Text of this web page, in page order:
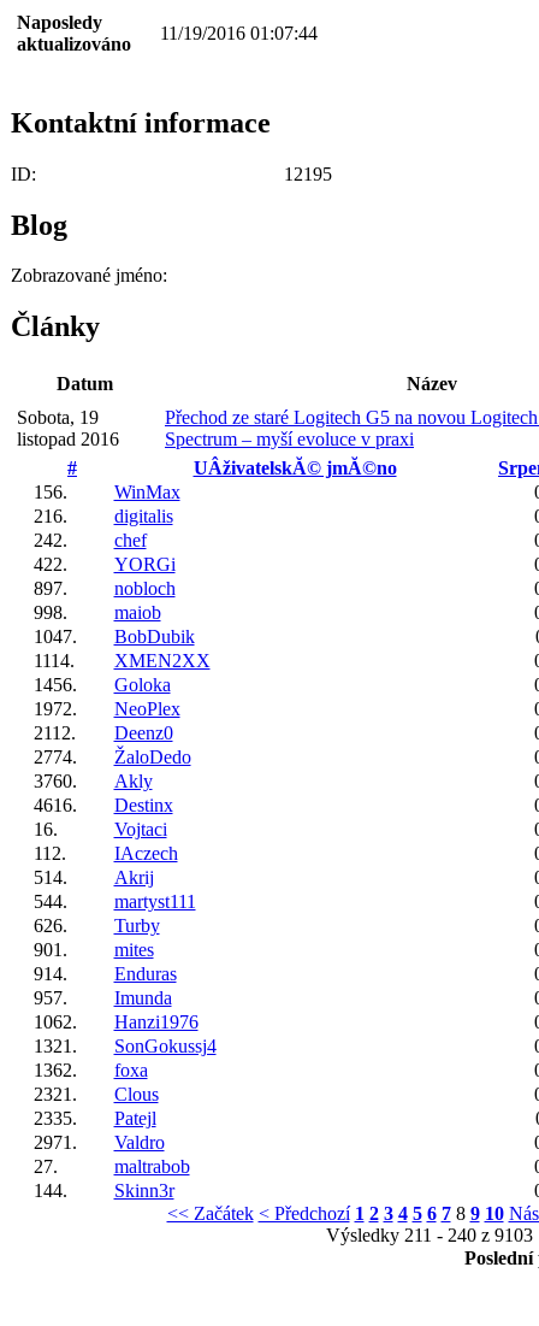
Naposledy
aktualizováno
11/19/2016 01:07:44
Kontaktní informace
ID: 12195
Blog
Zobrazované jméno:
Články
Datum
Název
Sobota, 19
listopad 2016
Přechod ze staré Logitech G5 na novou
Spectrum – myší evoluce v praxi
#
UÂživatelskĂ© jmĂ©no
156.
WinMax
216.
digitalis
242.
chef
422.
YORGi
897.
nobloch
998.
maiob
1047.
BobDubik
1114.
XMEN2XX
1456.
Goloka
1972.
NeoPlex
2112.
Deenz0
2774.
ŽaloDedo
3760.
Akly
4616.
Destinx
16.
Vojtaci
112.
IAczech
514.
Akrij
544.
martyst111
626.
Turby
901.
mites
914.
Enduras
957.
Imunda
1062.
Hanzi1976
1321.
SonGokussj4
1362.
foxa
2321.
Clous
2335.
Patejl
2971.
Valdro
27.
maltrabob
144.
Skinn3r
<< Začátek < Předchozí 1 2 3 4 5 6 7 8 9 10
Výsledky 211 - 240 z 9103